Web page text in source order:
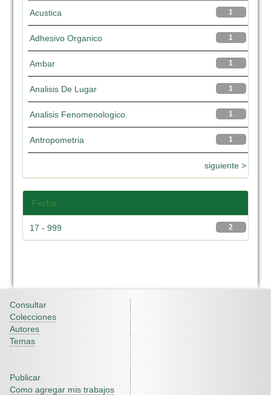
1
Acustica
1
Adhesivo Organico
1
Ambar
1
Analisis De Lugar
1
Analisis Fenomenologico.
1
Antropometria
siguiente >
Fecha
2
17 - 999
Consultar
Colecciones
Autores
Temas
Publicar
Como agregar mis trabajos